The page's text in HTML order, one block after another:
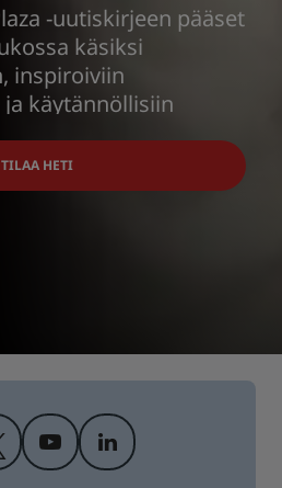
-uutiskirjeen pääset
käsiksi
inspiroiviin
käytännöllisiin
TILAA HETI